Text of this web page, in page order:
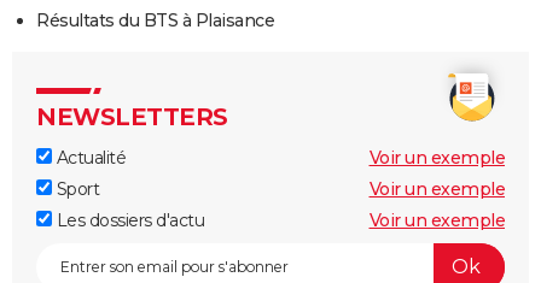
Résultats du BTS à Plaisance
NEWSLETTERS
Actualité
Voir un exemple
Sport
Voir un exemple
Les dossiers d'actu
Voir un exemple